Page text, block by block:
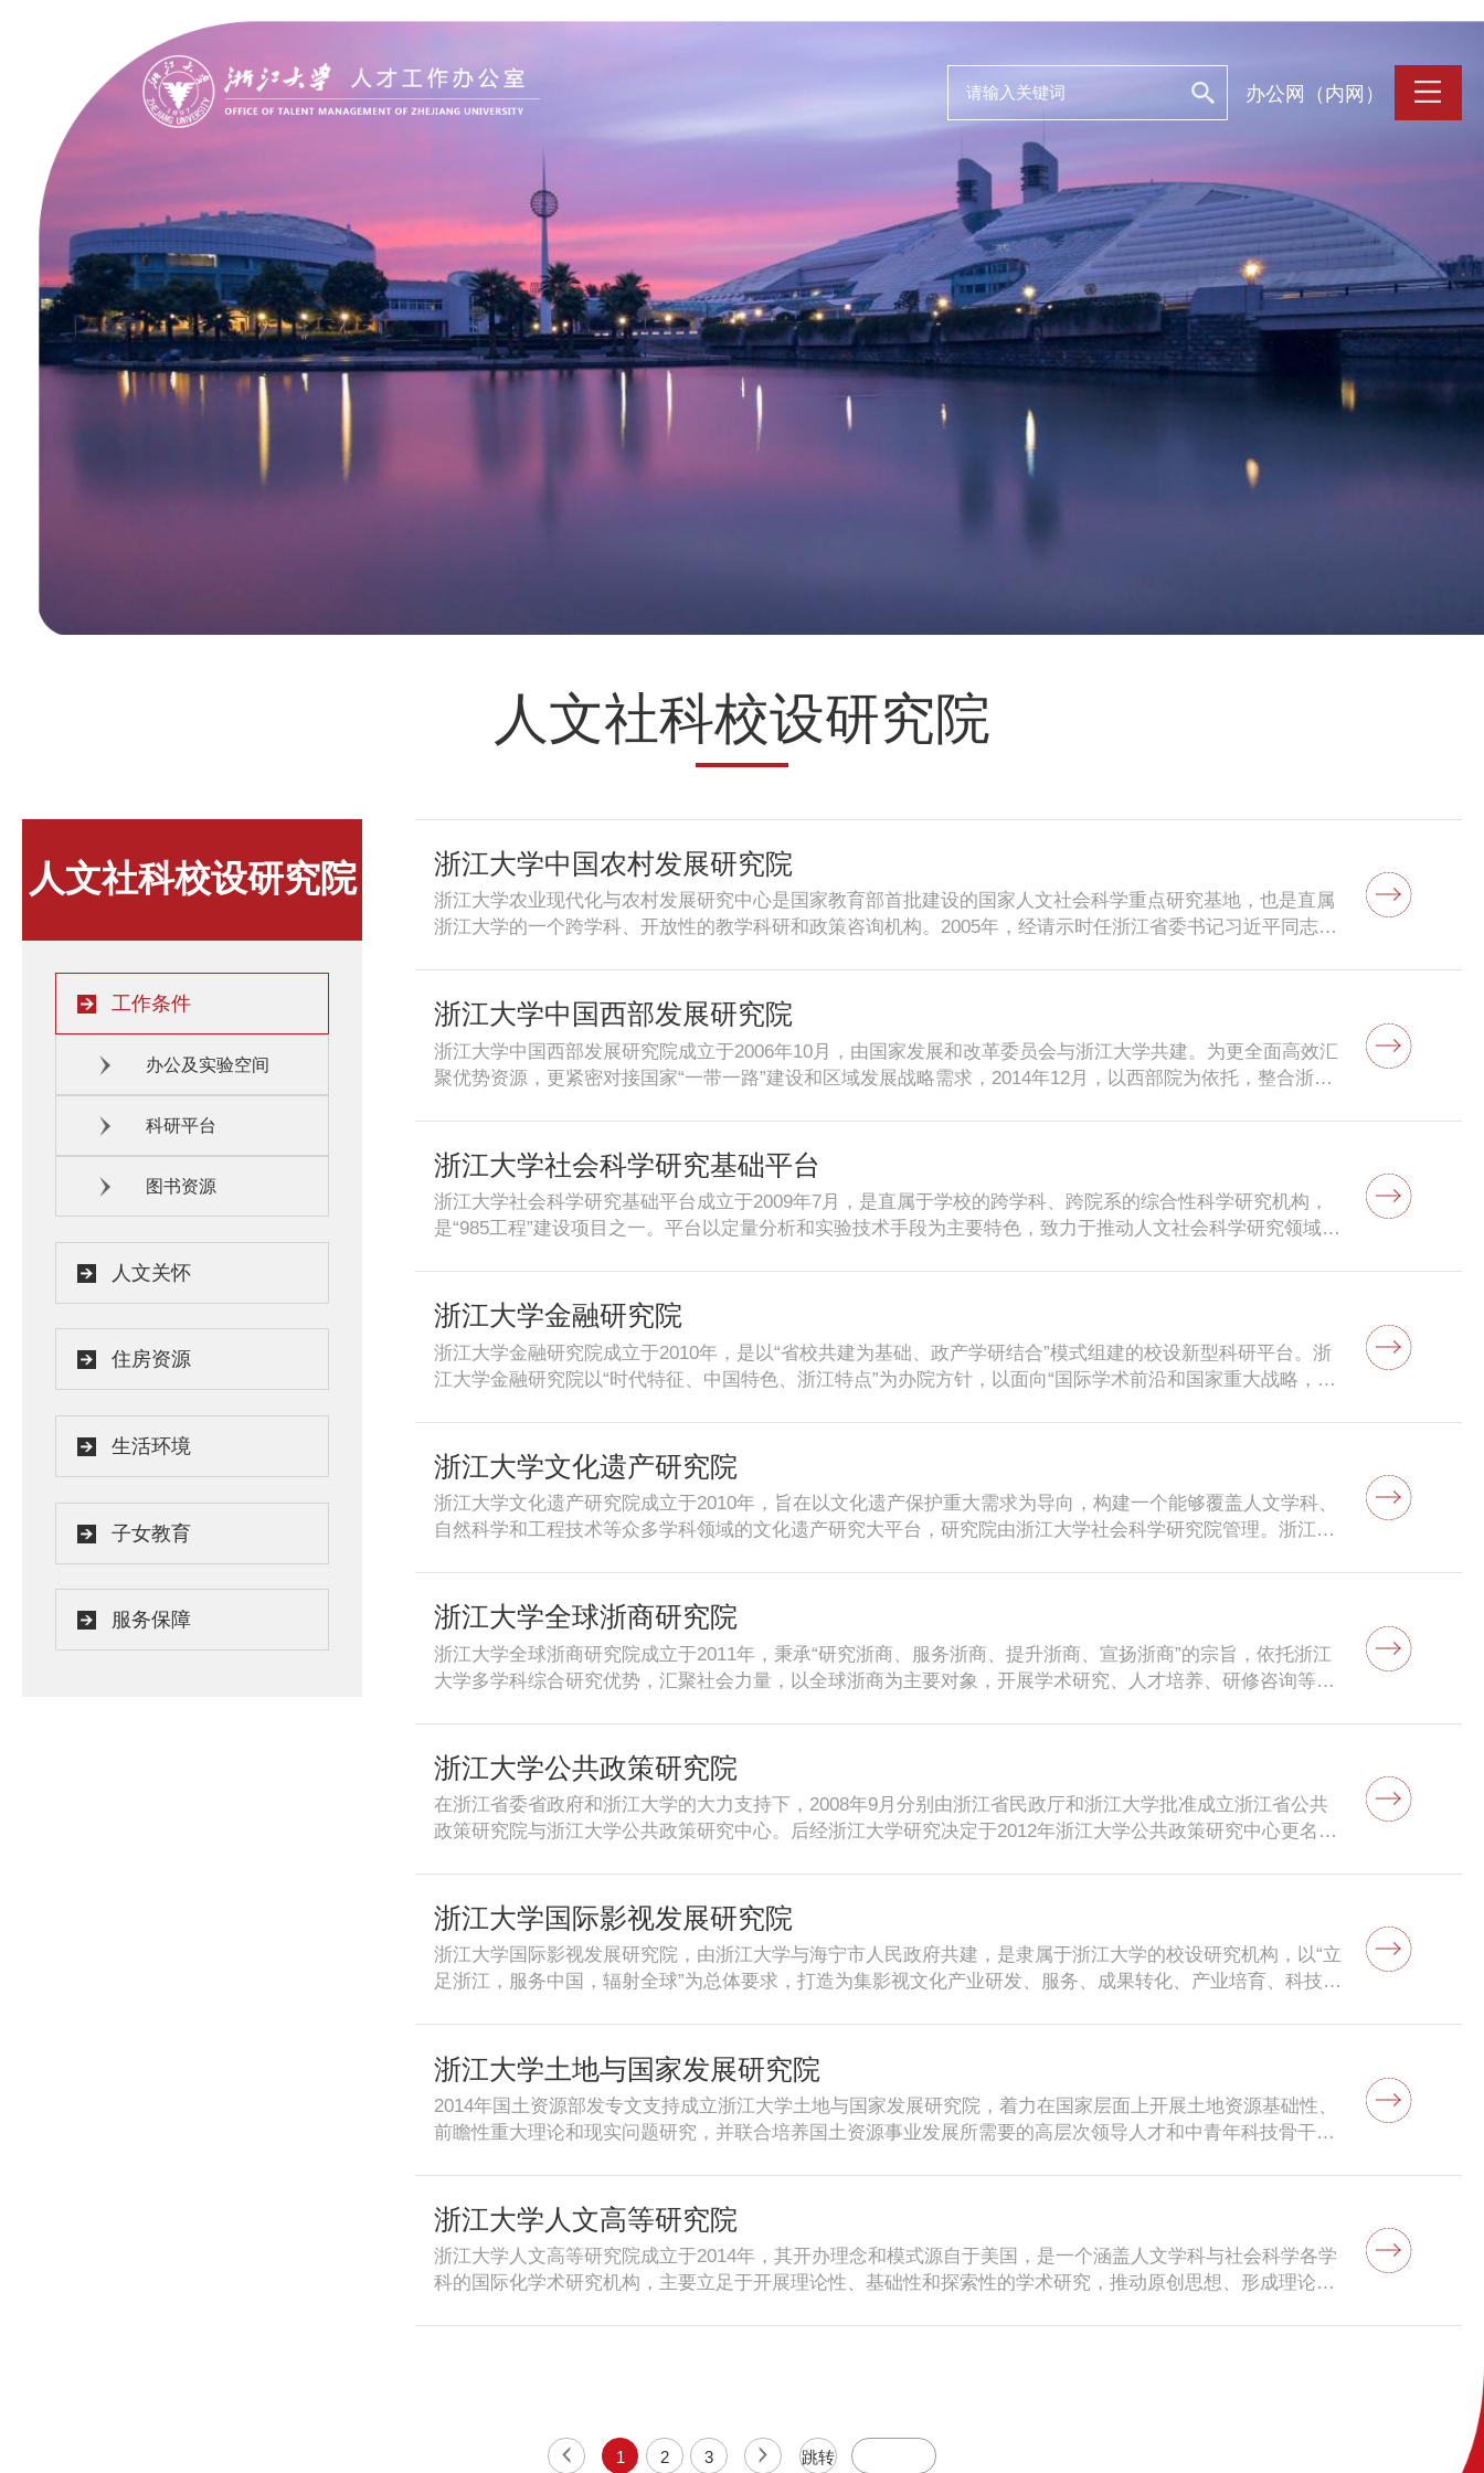
办公网（内网）
聚贤纳才
Jobs @ ZJU
招聘公告
加入我们
Discover ZJU
浙大简况
人才队伍
人才动态
News and Events
新闻速递
人才风采
事业发展
Careers @ ZJU
人才计划与项目
人才发展与培养
教师培训与荣誉
支持保障
Work and Life
工作条件
人文关怀
人文社科校设研究院
人文社科校设研究院
工作条件
办公及实验空间
科研平台
图书资源
人文关怀
住房资源
生活环境
子女教育
服务保障
浙江大学中国农村发展研究院
浙江大学农业现代化与农村发展研究中心是国家教育部首批建设的国家人文社会科学重点研究基地，也是直属
浙江大学的一个跨学科、开放性的教学科研和政策咨询机构。2005年，经请示时任浙江省委书记习近平同志并
点新型智库，并入选“CTTI2018年度高校智库百强榜”。
浙江大学中国西部发展研究院
浙江大学中国西部发展研究院成立于2006年10月，由国家发展和改革委员会与浙江大学共建。为更全面高效汇
聚优势资源，更紧密对接国家“一带一路”建设和区域发展战略需求，2014年12月，以西部院为依托，整合浙江
列入国家高端智库建设试点单位。
浙江大学社会科学研究基础平台
浙江大学社会科学研究基础平台成立于2009年7月，是直属于学校的跨学科、跨院系的综合性科学研究机构，
是“985工程”建设项目之一。平台以定量分析和实验技术手段为主要特色，致力于推动人文社会科学研究领域的
浙江大学金融研究院
浙江大学金融研究院成立于2010年，是以“省校共建为基础、政产学研结合”模式组建的校设新型科研平台。浙
江大学金融研究院以“时代特征、中国特色、浙江特点”为办院方针，以面向“国际学术前沿和国家重大战略，服
库”“中国智库索引（CTTI）来源智库”“浙江大学人文社科十佳研究机构”，并担任长三角金融研究智库联盟和浙
江省新发展格局研究智库联盟成员单位。
浙江大学文化遗产研究院
浙江大学文化遗产研究院成立于2010年，旨在以文化遗产保护重大需求为导向，构建一个能够覆盖人文学科、
自然科学和工程技术等众多学科领域的文化遗产研究大平台，研究院由浙江大学社会科学研究院管理。浙江大
普林斯顿大学、敦煌研究院、台北故宫博物院、台湾中央研究院、台湾大学等一批海内外高水平的学术机构建
立了密切的合作关系。
浙江大学全球浙商研究院
浙江大学全球浙商研究院成立于2011年，秉承“研究浙商、服务浙商、提升浙商、宣扬浙商”的宗旨，依托浙江
大学多学科综合研究优势，汇聚社会力量，以全球浙商为主要对象，开展学术研究、人才培养、研修咨询等活
浙江大学公共政策研究院
在浙江省委省政府和浙江大学的大力支持下，2008年9月分别由浙江省民政厅和浙江大学批准成立浙江省公共
政策研究院与浙江大学公共政策研究中心。后经浙江大学研究决定于2012年浙江大学公共政策研究中心更名为
接，推动公共政策科研成果转化应用。浙江大学公共政策研究院遵循独立、科学、公正、实用的管理理念，着
眼于推动科学发展，旨在加强我国、我省公共政策研究及应用，推动浙江大学公共政策的研究，立足浙江，面
向全国，为国家、为省委省政府、各级地方政府及其他社会组织提供高效优质、全方位的公共政策咨询服务，
大力培养公共政策研究人才，不断提升公共政策参谋水平，打造一流智库。
浙江大学国际影视发展研究院
浙江大学国际影视发展研究院，由浙江大学与海宁市人民政府共建，是隶属于浙江大学的校设研究机构，以“立
足浙江，服务中国，辐射全球”为总体要求，打造为集影视文化产业研发、服务、成果转化、产业培育、科技孵
步培育和造就一批适应影视产业国际化发展需要的专业人才团队。
浙江大学土地与国家发展研究院
2014年国土资源部发专文支持成立浙江大学土地与国家发展研究院，着力在国家层面上开展土地资源基础性、
前瞻性重大理论和现实问题研究，并联合培养国土资源事业发展所需要的高层次领导人才和中青年科技骨干。
富的研究成果，逐步形成了以国际化为引领、以中国化为主线、以地方化为着力点的学科特色和综合优势。
浙江大学人文高等研究院
浙江大学人文高等研究院成立于2014年，其开办理念和模式源自于美国，是一个涵盖人文学科与社会科学各学
科的国际化学术研究机构，主要立足于开展理论性、基础性和探索性的学术研究，推动原创思想、形成理论发
1 2 3 跳转